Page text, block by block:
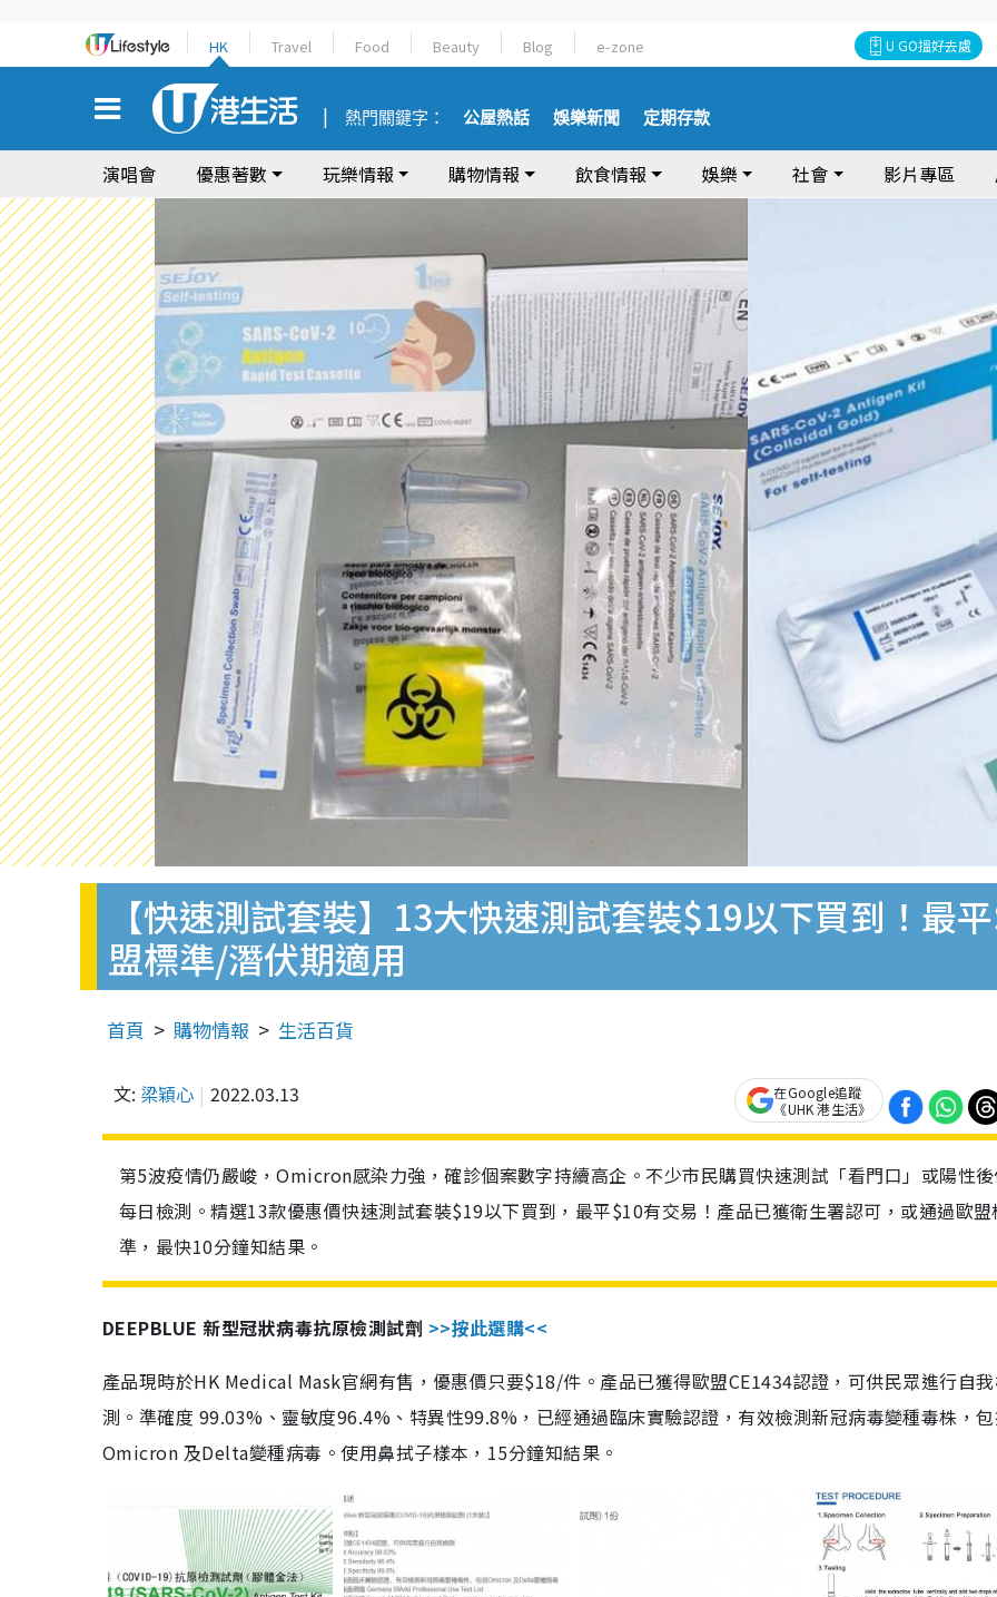
HK Travel Food Beauty Blog e-zone U GO搵好去處
熱門關鍵字： 公屋熱話 娛樂新聞 定期存款
演唱會 優惠著數 玩樂情報 購物情報 飲食情報 娛樂 社會 影片專區
【快速測試套裝】13大快速測試套裝$19以下買到！最
盟標準/潛伏期適用
首頁 購物情報 生活百貨
文: 梁穎心 2022.03.13
在Google追蹤
《UHK 港生活》
第5波疫情仍嚴峻，Omicron感染力強，確診個案數字持續高企。不少市民購買快速測試「看門口」或陽性
每日檢測。精選13款優惠價快速測試套裝$19以下買到，最平$10有交易！產品已獲衛生署認可，或通過歐盟
準，最快10分鐘知結果。
DEEPBLUE 新型冠狀病毒抗原檢測試劑 >>按此選購<<
產品現時於HK Medical Mask官網有售，優惠價只要$18/件。產品已獲得歐盟CE1434認證，可供民眾進行自
測。準確度 99.03%、靈敏度96.4%、特異性99.8%，已經通過臨床實驗認證，有效檢測新冠病毒變種毒株，
Omicron 及Delta變種病毒。使用鼻拭子樣本，15分鐘知結果。